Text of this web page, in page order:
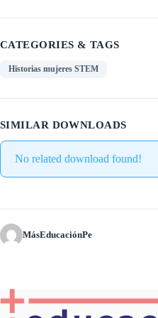
CATEGORIES & TAGS
Historias mujeres STEM
SIMILAR DOWNLOADS
No related download found!
MásEducaciónPe